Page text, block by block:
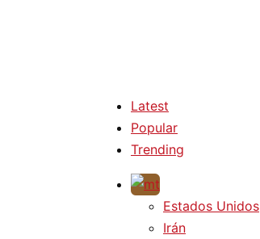
Latest
Popular
Trending
Estados Unidos
Irán